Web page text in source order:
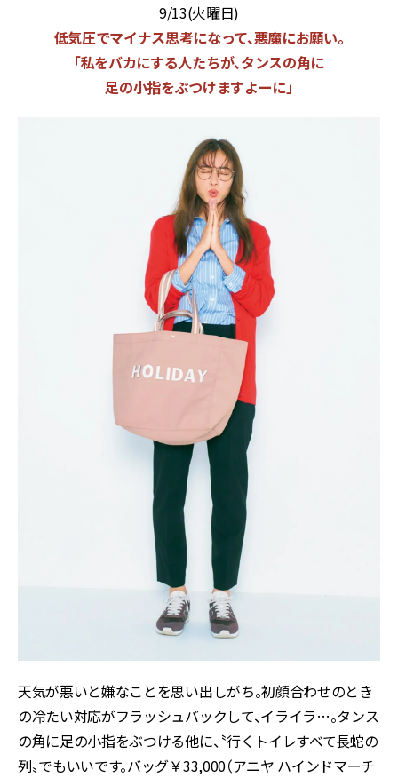
9/13(火曜日)
低気圧でマイナス思考になって、悪魔にお願い。
「私をバカにする人たちが、タンスの角に
足の小指をぶつけますよーに」
天気が悪いと嫌なことを思い出しがち。初顔合わせのとき
の冷たい対応がフラッシュバックして、イライラ…。タンス
の角に足の小指をぶつける他に、〝行くトイレすべて長蛇の
列〟でもいいです。バッグ￥33,000（アニヤ ハインドマーチ